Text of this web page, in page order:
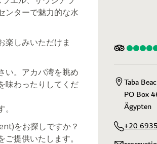
ンターで魅力的な水
楽しみいただけま
い。アカバ湾を眺め
味わったりしてくだ
をお探しですか？
提供いたします。
Taba
PO Box
Ägypten
+20